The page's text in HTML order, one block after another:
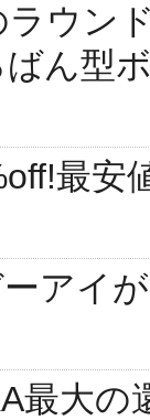
ウン
ん型
最安
アイ
最大の